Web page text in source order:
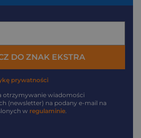
DO ZNAK EKSTRA
prywatności
otrzymywanie wiadomości
(newsletter) na podany e-mail na
w regulaminie.